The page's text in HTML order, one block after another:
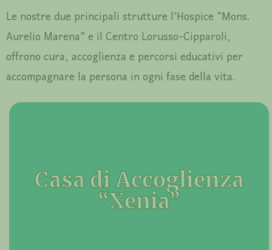
Le nostre due principali strutture l’Hospice “Mons.
Aurelio Marena” e il Centro Lorusso-Cipparoli,
offrono cura, accoglienza e percorsi educativi per
accompagnare la persona in ogni fase della vita.
Casa di Accoglienza
“Xenia”
ha ospitato persone con problemi familiari (violenza,
separazioni), economici, ragazze madri, stranieri di
nazionalità ed etnie diverse.